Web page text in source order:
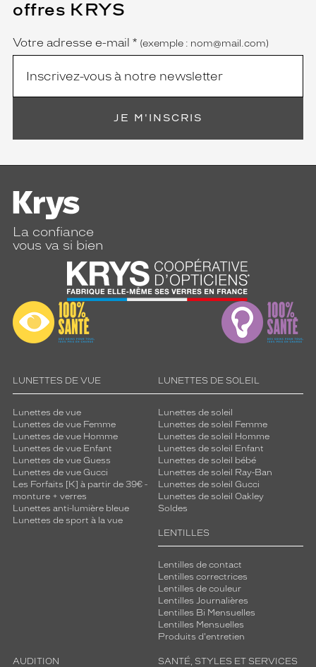
offres KRYS
Name
Votre adresse e-mail *
est
obligatoire)
(exemple : nom@mail.com)
JE M'INSCRIS
La confiance
vous va si bien
LUNETTES DE VUE
Lunettes de vue
Lunettes de vue Femme
Lunettes de vue Homme
Lunettes de vue Enfant
Lunettes de vue Guess
Lunettes de vue Gucci
Les Forfaits [K] à partir de 39€ -
monture + verres
Lunettes anti-lumière bleue
Lunettes de sport à la vue
LUNETTES DE SOLEIL
Lunettes de soleil
Lunettes de soleil Femme
Lunettes de soleil Homme
Lunettes de soleil Enfant
Lunettes de soleil bébé
Lunettes de soleil Ray-Ban
Lunettes de soleil Gucci
Lunettes de soleil Oakley
Soldes
LENTILLES
Lentilles de contact
Lentilles correctrices
Lentilles de couleur
Lentilles Journalières
Lentilles Bi Mensuelles
Lentilles Mensuelles
Produits d'entretien
AUDITION SANTÉ, STYLES ET SERVICES